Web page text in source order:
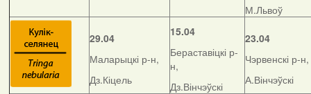
М.Львоў
29.04
Маларыцкі р-н,
Дз.Кіцель
15.04
Бераставіцкі р-
н,
Дз.Вінчэўскі
23.04
Чэрвенскі р-н,
А.Вінчэўскі